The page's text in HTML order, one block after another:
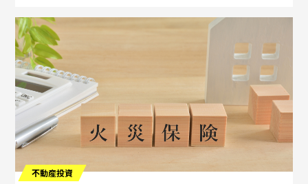
不動産投資